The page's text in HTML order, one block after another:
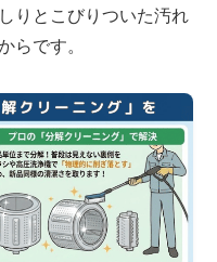
りとこびりついた汚れ
らです。